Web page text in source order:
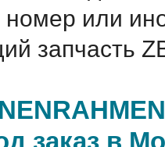
или
запчасть
заказ в